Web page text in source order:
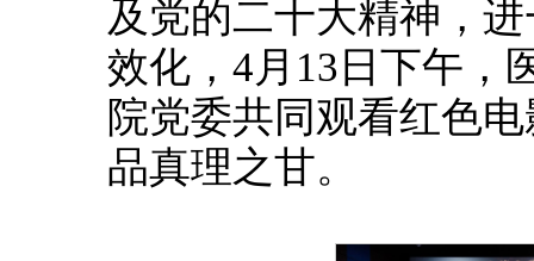
及党的二十大精神，
效化，4月13日下午，
院党委共同观看红色
品真理之甘。